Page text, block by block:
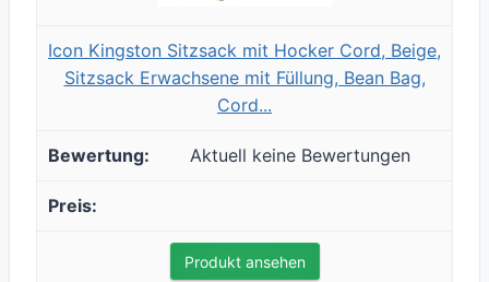
Icon Kingston Sitzsack mit Hocker Cord, Beige,
Sitzsack Erwachsene mit Füllung, Bean Bag,
Cord...
Aktuell keine Bewertungen
Produkt ansehen